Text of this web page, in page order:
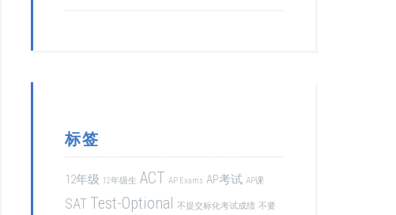
标签
12年级 12年级生 ACT AP Exams AP考试 AP课
SAT Test-Optional 不提交标化考试成绩 不要